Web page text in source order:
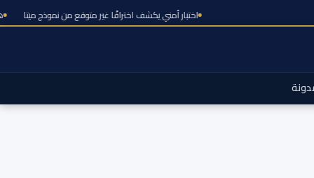
اختبار أمني يكشف اختراقًا غير متوقع من